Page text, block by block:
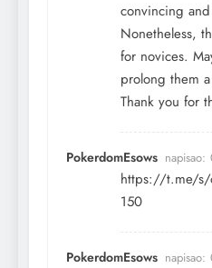
convincing
Nonetheless,
for novices.
prolong them
Thank you for
PokerdomEsows napisao:
https://t.me/s/
150
PokerdomEsows napisao: